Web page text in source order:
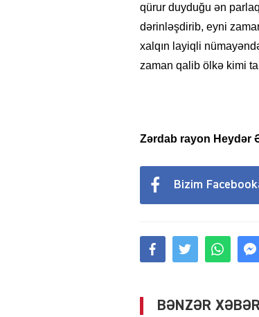
qürur duyduğu ən
dərinləşdirib, eyni
xalqın layiqli
zaman qalib ölkə kimi
Zərdab rayon Heydər
Bizim
BƏNZƏR